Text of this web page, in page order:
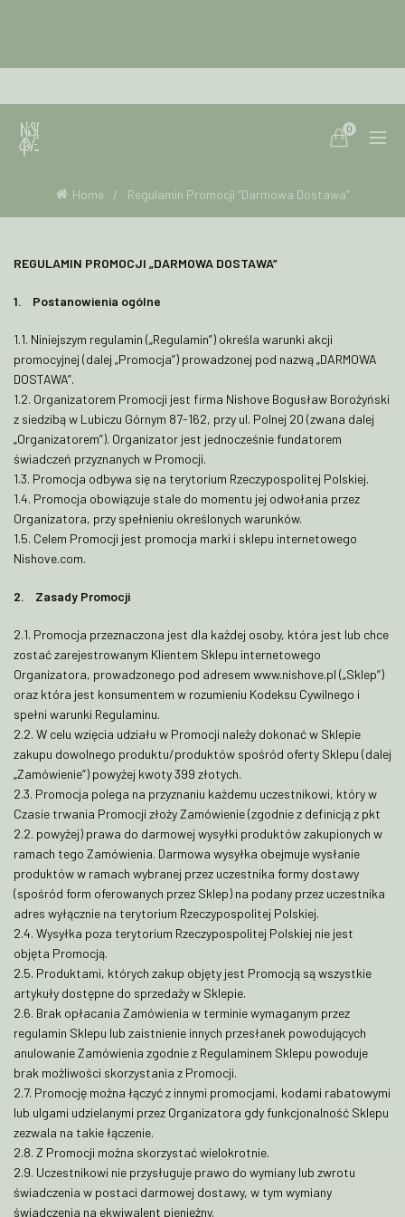
0
Home Regulamin Promocji “Darmowa Dostawa”
REGULAMIN PROMOCJI „DARMOWA DOSTAWA”
1. Postanowienia ogólne
1.1. Niniejszym regulamin („Regulamin”) określa warunki akcji
promocyjnej (dalej „Promocja”) prowadzonej pod nazwą „DARMOWA
DOSTAWA”.
1.2. Organizatorem Promocji jest firma Nishove Bogusław Borożyński
z siedzibą w Lubiczu Górnym 87-162, przy ul. Polnej 20 (zwana dalej
„Organizatorem”). Organizator jest jednocześnie fundatorem
świadczeń przyznanych w Promocji.
1.3. Promocja odbywa się na terytorium Rzeczypospolitej Polskiej.
1.4. Promocja obowiązuje stale do momentu jej odwołania przez
Organizatora, przy spełnieniu określonych warunków.
1.5. Celem Promocji jest promocja marki i sklepu internetowego
Nishove.com.
2. Zasady Promocji
2.1. Promocja przeznaczona jest dla każdej osoby, która jest lub chce
zostać zarejestrowanym Klientem Sklepu internetowego
Organizatora, prowadzonego pod adresem www.nishove.pl („Sklep”)
oraz która jest konsumentem w rozumieniu Kodeksu Cywilnego i
spełni warunki Regulaminu.
2.2. W celu wzięcia udziału w Promocji należy dokonać w Sklepie
zakupu dowolnego produktu/produktów spośród oferty Sklepu (dalej
„Zamówienie”) powyżej kwoty 399 złotych.
2.3. Promocja polega na przyznaniu każdemu uczestnikowi, który w
Czasie trwania Promocji złoży Zamówienie (zgodnie z definicją z pkt
2.2. powyżej) prawa do darmowej wysyłki produktów zakupionych w
ramach tego Zamówienia. Darmowa wysyłka obejmuje wysłanie
produktów w ramach wybranej przez uczestnika formy dostawy
(spośród form oferowanych przez Sklep) na podany przez uczestnika
adres wyłącznie na terytorium Rzeczypospolitej Polskiej.
2.4. Wysyłka poza terytorium Rzeczypospolitej Polskiej nie jest
objęta Promocją.
2.5. Produktami, których zakup objęty jest Promocją są wszystkie
artykuły dostępne do sprzedaży w Sklepie.
2.6. Brak opłacania Zamówienia w terminie wymaganym przez
regulamin Sklepu lub zaistnienie innych przesłanek powodujących
anulowanie Zamówienia zgodnie z Regulaminem Sklepu powoduje
brak możliwości skorzystania z Promocji.
2.7. Promocję można łączyć z innymi promocjami, kodami rabatowymi
lub ulgami udzielanymi przez Organizatora gdy funkcjonalność Sklepu
zezwala na takie łączenie.
2.8. Z Promocji można skorzystać wielokrotnie.
2.9. Uczestnikowi nie przysługuje prawo do wymiany lub zwrotu
świadczenia w postaci darmowej dostawy, w tym wymiany
świadczenia na ekwiwalent pieniężny.